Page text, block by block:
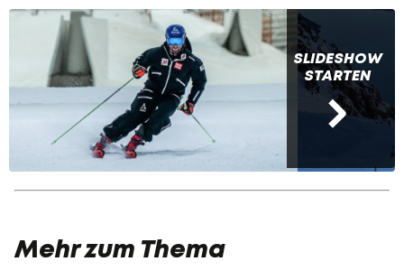
SLIDESHOW
STARTEN
Mehr zum Thema